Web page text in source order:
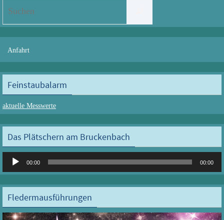
Anfahrt
Feinstaubalarm
aktuelle Messwerte
Das Plätschern am Bruckenbach
Audio-
00:00 00:00
Fledermausführungen
Video-